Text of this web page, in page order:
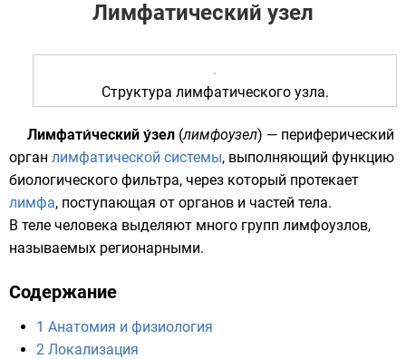
Лимфатический узел
Структура лимфатического узла.
Лимфати́ческий у́зел (лимфоузел) — периферический
орган лимфатической системы, выполняющий функцию
биологического фильтра, через который протекает
лимфа, поступающая от органов и частей тела.
В теле человека выделяют много групп лимфоузлов,
называемых регионарными.
Содержание
1 Анатомия и физиология
2 Локализация